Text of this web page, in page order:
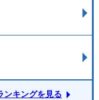
ンキングを見る